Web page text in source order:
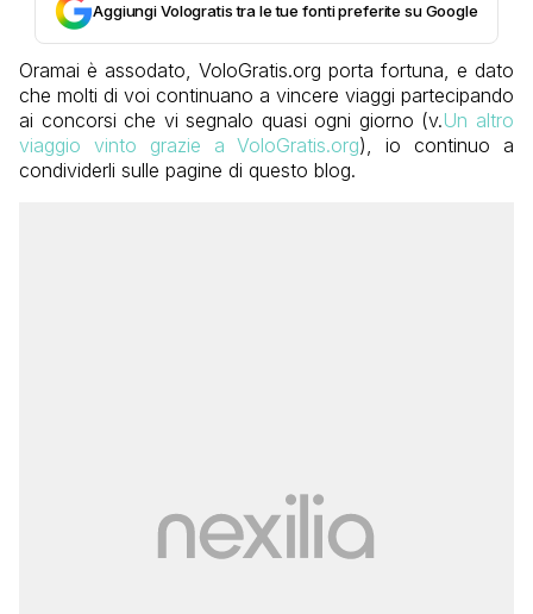
Aggiungi Vologratis tra le tue fonti preferite su Google
Oramai è assodato, VoloGratis.org porta fortuna, e dato
che molti di voi continuano a vincere viaggi partecipando
ai concorsi che vi segnalo quasi ogni giorno (v.Un altro
viaggio vinto grazie a VoloGratis.org), io continuo a
condividerli sulle pagine di questo blog.